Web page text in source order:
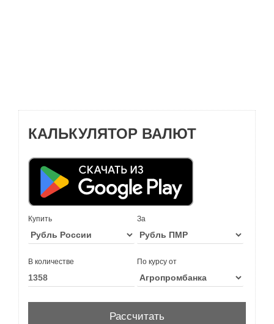
КАЛЬКУЛЯТОР ВАЛЮТ
Купить За
В количестве По курсу от